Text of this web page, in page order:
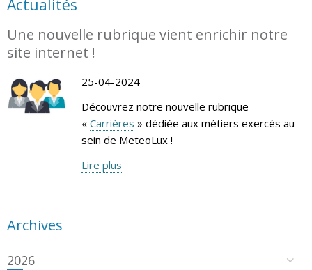
Actualités
Une nouvelle rubrique vient enrichir notre
site internet !
25-04-2024
Découvrez notre nouvelle rubrique
« Carrières » dédiée aux métiers exercés au
sein de MeteoLux !
Lire plus
Archives
2026